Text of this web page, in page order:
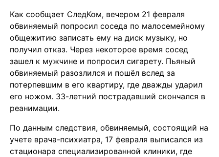
Как сообщает СледКом, вечером 21 февраля
обвиняемый попросил соседа по малосемейному
общежитию записать ему на диск музыку, но
получил отказ. Через некоторое время сосед
зашел к мужчине и попросил сигарету. Пьяный
обвиняемый разозлился и пошёл вслед за
потерпевшим в его квартиру, где дважды ударил
его ножом. 33-летний пострадавший скончался в
реанимации.
По данным следствия, обвиняемый, состоящий на
учете врача-психиатра, 17 февраля выписался из
стационара специализированной клиники, где